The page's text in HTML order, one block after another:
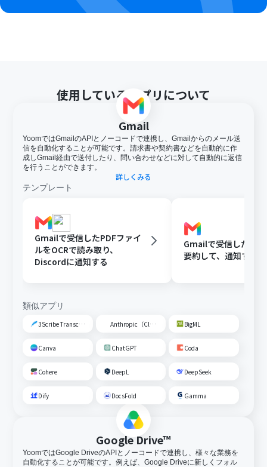
使用しているアプリについて
Gmail
YoomではGmailのAPIとノーコードで連携し、Gmailからのメール送
信を自動化することが可能です。請求書や契約書などを自動的に作
成しGmail経由で送付したり、問い合わせなどに対して自動的に返信
を行うことができます。
詳しくみる
テンプレート
Gmailで受信したPDFファイ
ルをOCRで読み取り、
Discordに通知する
Gmailで受信した内
要約して、通知する
類似アプリ
3Scribe Transcription Anthropic（Claude） BigML
Canva ChatGPT Coda
Cohere DeepL DeepSeek
Dify DocsFold Gamma
Google Drive™
YoomではGoogle DriveのAPIとノーコードで連携し、様々な業務を
自動化することが可能です。例えば、Google Driveに新しくフォル